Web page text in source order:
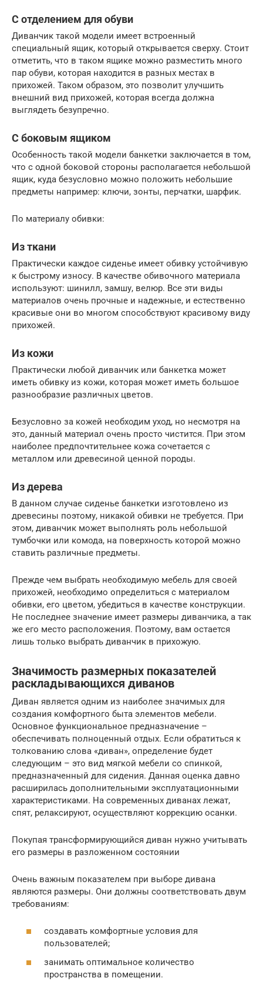
С отделением для обуви
Диванчик такой модели имеет встроенный
специальный ящик, который открывается сверху. Стоит
отметить, что в таком ящике можно разместить много
пар обуви, которая находится в разных местах в
прихожей. Таком образом, это позволит улучшить
внешний вид прихожей, которая всегда должна
выглядеть безупречно.
С боковым ящиком
Особенность такой модели банкетки заключается в том,
что с одной боковой стороны располагается небольшой
ящик, куда безусловно можно положить небольшие
предметы например: ключи, зонты, перчатки, шарфик.
По материалу обивки:
Из ткани
Практически каждое сиденье имеет обивку устойчивую
к быстрому износу. В качестве обивочного материала
используют: шинилл, замшу, велюр. Все эти виды
материалов очень прочные и надежные, и естественно
красивые они во многом способствуют красивому виду
прихожей.
Из кожи
Практически любой диванчик или банкетка может
иметь обивку из кожи, которая может иметь большое
разнообразие различных цветов.
Безусловно за кожей необходим уход, но несмотря на
это, данный материал очень просто чистится. При этом
наиболее предпочтительнее кожа сочетается с
металлом или древесиной ценной породы.
Из дерева
В данном случае сиденье банкетки изготовлено из
древесины поэтому, никакой обивки не требуется. При
этом, диванчик может выполнять роль небольшой
тумбочки или комода, на поверхность которой можно
ставить различные предметы.
Прежде чем выбрать необходимую мебель для своей
прихожей, необходимо определиться с материалом
обивки, его цветом, убедиться в качестве конструкции.
Не последнее значение имеет размеры диванчика, а так
же его место расположения. Поэтому, вам остается
лишь только выбрать диванчик в прихожую.
Значимость размерных показателей
раскладывающихся диванов
Диван является одним из наиболее значимых для
создания комфортного быта элементов мебели.
Основное функциональное предназначение –
обеспечивать полноценный отдых. Если обратиться к
толкованию слова «диван», определение будет
следующим – это вид мягкой мебели со спинкой,
предназначенный для сидения. Данная оценка давно
расширилась дополнительными эксплуатационными
характеристиками. На современных диванах лежат,
спят, релаксируют, осуществляют коррекцию осанки.
Покупая трансформирующийся диван нужно учитывать
его размеры в разложенном состоянии
Очень важным показателем при выборе дивана
являются размеры. Они должны соответствовать двум
требованиям:
создавать комфортные условия для
пользователей;
занимать оптимальное количество
пространства в помещении.